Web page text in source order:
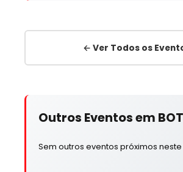
← Ver Todos os
Outros Eventos em
Sem outros eventos próximos